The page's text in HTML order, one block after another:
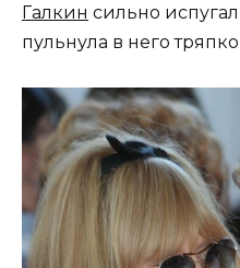
Галкин сильно испугал
пульнула в него